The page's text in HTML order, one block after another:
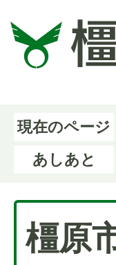
現在のページ
あしあと
橿原